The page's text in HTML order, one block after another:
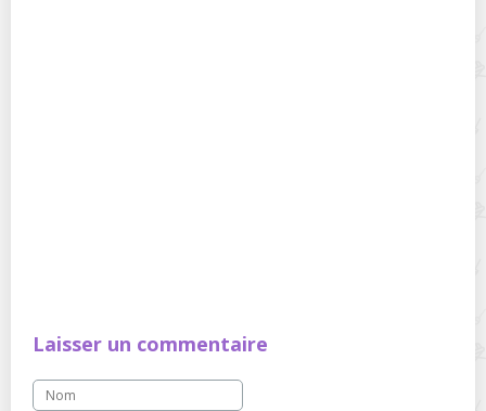
Laisser un commentaire